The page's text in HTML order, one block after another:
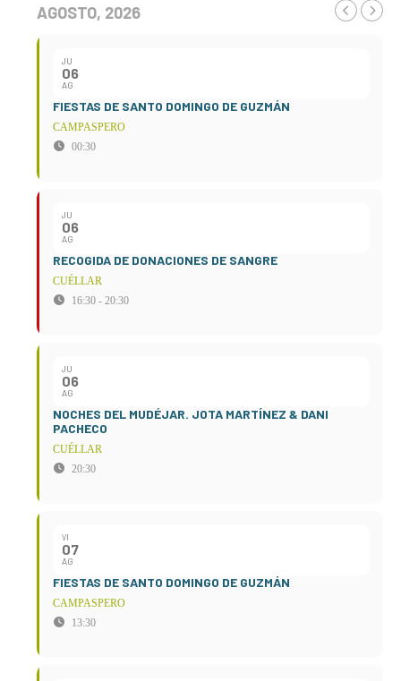
AGOSTO, 2026
JU
06
AG
FIESTAS DE SANTO DOMINGO DE GUZMÁN
CAMPASPERO
00:30
JU
06
AG
RECOGIDA DE DONACIONES DE SANGRE
CUÉLLAR
16:30 - 20:30
JU
06
AG
NOCHES DEL MUDÉJAR. JOTA MARTÍNEZ & DANI
PACHECO
CUÉLLAR
20:30
VI
07
AG
FIESTAS DE SANTO DOMINGO DE GUZMÁN
CAMPASPERO
13:30